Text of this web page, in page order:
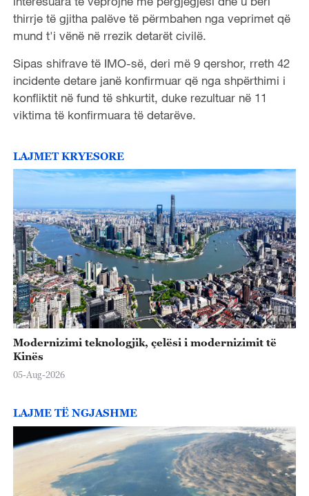
thirrje të gjitha palëve të përmbahen nga veprimet që
mund t'i vënë në rrezik detarët civilë.
Sipas shifrave të IMO-së, deri më 9 qershor, rreth 42
incidente detare janë konfirmuar që nga shpërthimi i
konfliktit në fund të shkurtit, duke rezultuar në 11
viktima të konfirmuara të detarëve.
LAJMET KRYESORE
Modernizimi teknologjik, çelësi i modernizimit të
Kinës
05-Aug-2026
LAJME TË NGJASHME